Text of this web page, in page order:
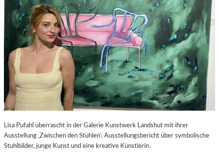
L
-
K
U
L
T
U
R
-
B
O
G
R
I
T
I
K
Z
U
P
E
D
O
A
L
Lisa Pufahl überrascht in der Galerie Kunstwerk Landshut mit ihrer
Ausstellung ‚Zwischen den Stühlen‘. Ausstellungsbericht über symbolische
Stuhlbilder, junge Kunst und eine kreative Künstlerin.